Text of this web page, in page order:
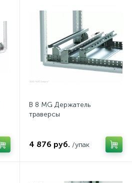
B 8 MG Держатель
траверсы
4 876 руб. /упак